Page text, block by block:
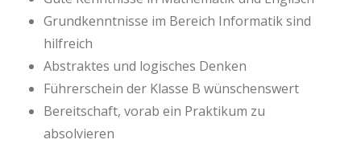
Grundkenntnisse im Bereich Informatik sind
hilfreich
Abstraktes und logisches Denken
Führerschein der Klasse B wünschenswert
Bereitschaft, vorab ein Praktikum zu
absolvieren